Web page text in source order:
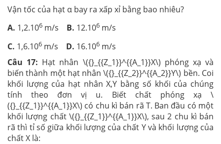
Vận tốc của hạt α bay ra xấp xỉ bằng bao nhiêu?
A. 1,2.106 m/s B. 12.106 m/s
C. 1,6.106 m/s D. 16.106 m/s
Câu 17: Hạt nhân \({}_{{Z_1}}^{{A_1}}X\) phóng xạ và
biến thành một hạt nhân \({}_{{Z_2}}^{{A_2}}Y\) bền. Coi
khối lượng của hạt nhân X,Y bằng số khối của chúng
tính theo đơn vị u. Biết chất phóng xạ \
({}_{{Z_1}}^{{A_1}}X\) có chu kì bán rã T. Ban đầu có một
khối lượng chất \({}_{{Z_1}}^{{A_1}}X\), sau 2 chu kì bán
rã thì tỉ số giữa khối lượng của chất Y và khối lượng của
chất X là: